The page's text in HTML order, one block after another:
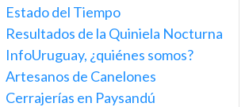
Estado del Tiempo
Resultados de la Quiniela Nocturna
InfoUruguay, ¿quiénes somos?
Artesanos de Canelones
Cerrajerías en Paysandú